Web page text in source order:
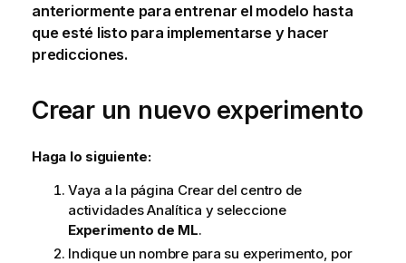
anteriormente para entrenar el modelo hasta
que esté listo para implementarse y hacer
predicciones.
Crear un nuevo experimento
Haga lo siguiente:
Vaya a la página Crear del centro de
actividadesAnalítica y seleccione
Experimento de ML.
Indique un nombre para su experimento, por